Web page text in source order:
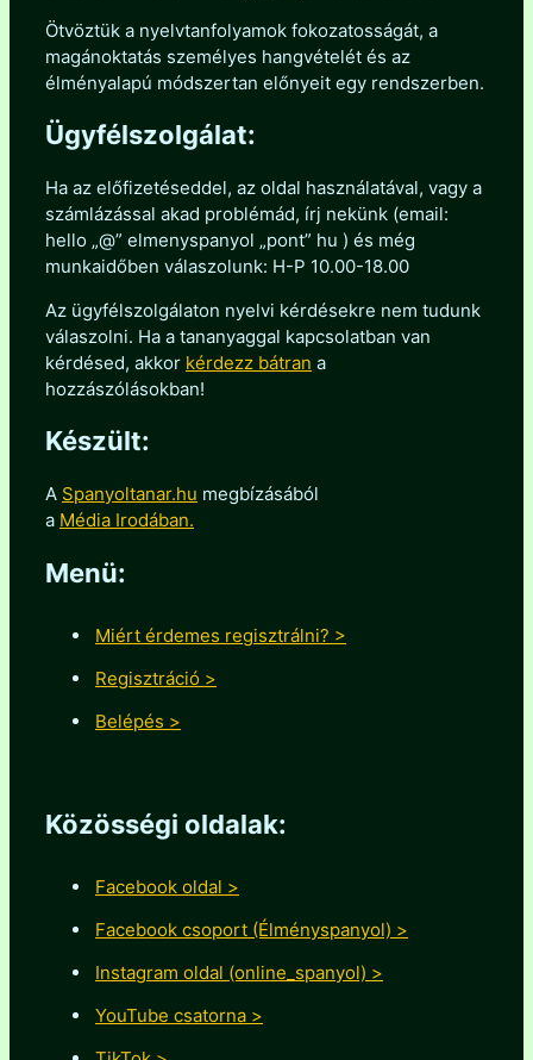
Ötvöztük a nyelvtanfolyamok fokozatosságát, a
magánoktatás személyes hangvételét és az
élményalapú módszertan előnyeit egy rendszerben.
Ügyfélszolgálat:
Ha az előfizetéseddel, az oldal használatával, vagy a
számlázással akad problémád, írj nekünk (email:
hello „@” elmenyspanyol „pont” hu ) és még
munkaidőben válaszolunk: H-P 10.00-18.00
Az ügyfélszolgálaton nyelvi kérdésekre nem tudunk
válaszolni. Ha a tananyaggal kapcsolatban van
kérdésed, akkor kérdezz bátran a
hozzászólásokban!
Készült:
A Spanyoltanar.hu megbízásából
a Média Irodában.
Menü:
Miért érdemes regisztrálni? >
Regisztráció >
Belépés >
Közösségi oldalak:
Facebook oldal >
Facebook csoport (Élményspanyol) >
Instagram oldal (online_spanyol) >
YouTube csatorna >